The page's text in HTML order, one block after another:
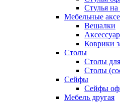
Стулья на
Мебельные
Вешалки
Коврики
Столы
Столы
Столы
Сейфы
Сейфы
Мебель другая